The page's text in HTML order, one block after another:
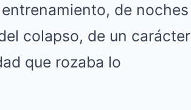
de noches
colapso, de un carácter
que rozaba lo